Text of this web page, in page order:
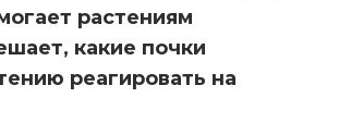
растениям
какие почки
реагировать на